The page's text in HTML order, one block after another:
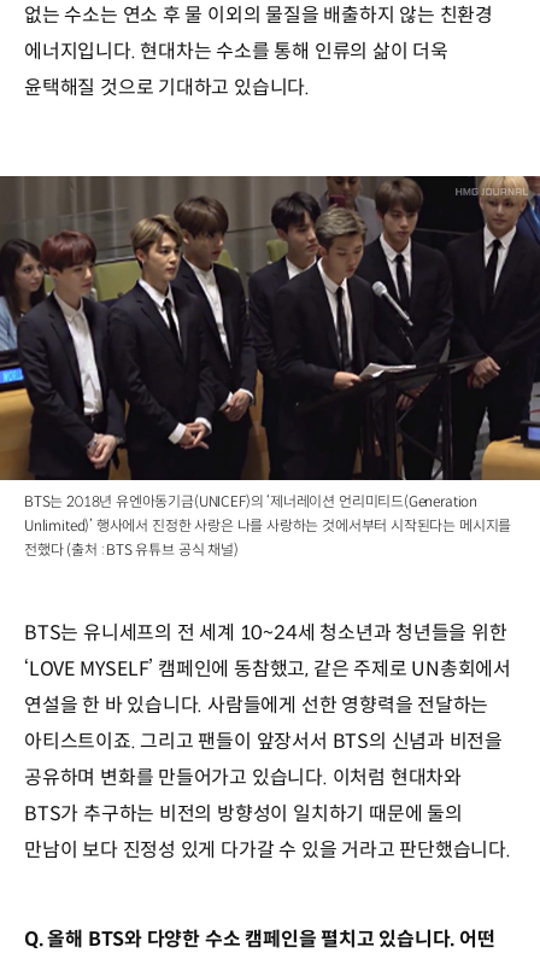
없는 수소는 연소 후 물 이외의 물질을 배출하지 않는 친환경
에너지입니다. 현대차는 수소를 통해 인류의 삶이 더욱
윤택해질 것으로 기대하고 있습니다.
BTS는 2018년 유엔아동기금(UNICEF)의 ‘제너레이션 언리미티드(Generation
Unlimited)’ 행사에서 진정한 사랑은 나를 사랑하는 것에서부터 시작된다는 메시지를
전했다 (출처 : BTS 유튜브 공식 채널)
BTS는 유니세프의 전 세계 10~24세 청소년과 청년들을 위한
‘LOVE MYSELF’ 캠페인에 동참했고, 같은 주제로 UN총회에서
연설을 한 바 있습니다. 사람들에게 선한 영향력을 전달하는
아티스트이죠. 그리고 팬들이 앞장서서 BTS의 신념과 비전을
공유하며 변화를 만들어가고 있습니다. 이처럼 현대차와
BTS가 추구하는 비전의 방향성이 일치하기 때문에 둘의
만남이 보다 진정성 있게 다가갈 수 있을 거라고 판단했습니다.
Q. 올해 BTS와 다양한 수소 캠페인을 펼치고 있습니다. 어떤